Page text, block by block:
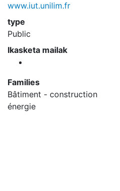
www.iut.unilim.fr
type
Public
Ikasketa mailak
Families
Bâtiment - construction
énergie